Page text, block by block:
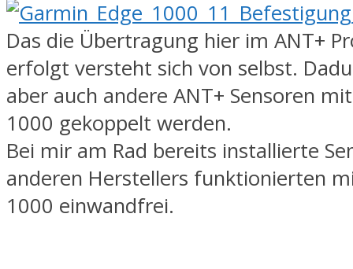
Das die Übertragung hier im ANT+
erfolgt versteht sich von selbst.
aber auch andere ANT+ Sensoren
1000 gekoppelt werden.
Bei mir am Rad bereits installierte
anderen Herstellers funktionierten
1000 einwandfrei.